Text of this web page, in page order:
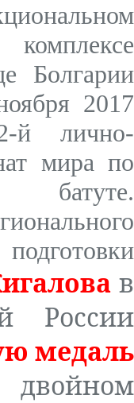
Болгарии
2017
й лично-
мира по
в
России
медаль